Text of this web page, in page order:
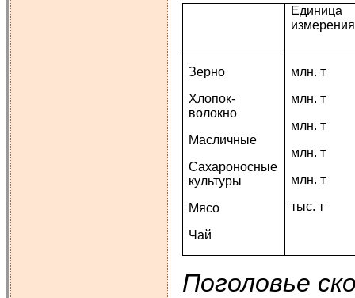
Единица
измерения
Зерно
Хлопок-
волокно
Масличные
Сахароносные
культуры
Мясо
Чай
млн. т
млн. т
млн. т
млн. т
млн. т
тыс. т
Поголовье